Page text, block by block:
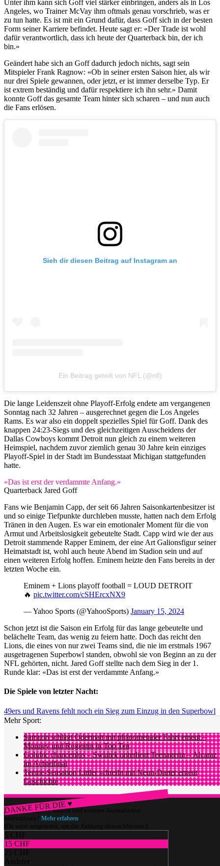
Unter ihm kann sich Goff viel stärker einbringen, anders als in Los
Angeles, wo Trainer McVay ihm oftmals genau vorschrieb, was er
zu tun hatte. Es ist mit ein Grund dafür, dass Goff sich in der besten
Form seiner Karriere befindet. Heute sagt er: «Der Trade ist wohl
dafür verantwortlich, dass ich heute der Quarterback bin, der ich
bin.»
Geändert habe sich an Goff dadurch jedoch nichts, sagt sein
Mitspieler Frank Ragnow: «Ob in seiner ersten Saison hier, als wir
nur drei Spiele gewannen, oder jetzt, er ist immer derselbe Typ. Er
ist extrem beständig und dafür respektiere ich ihn sehr.» Damit
konnte Goff das gesamte Team hinter sich scharen – und nun auch
die Fans erlösen.
Sieh dir diesen Beitrag auf Instagram an
Ein Beitrag geteilt von NFL (@nfl)
Die lange Leidenszeit ohne Playoff-Erfolg endete am vergangenen
Sonntag nach 32 Jahren – ausgerechnet gegen die Los Angeles
Rams. Es war also ein doppelt spezielles Spiel für Goff. Dank des
knappen 24:23-Siegs und des gleichzeitigen Ausscheidens der
Dallas Cowboys kommt Detroit nun gleich zu einem weiteren
Heimspiel, nachdem zuvor ziemlich genau 30 Jahre kein einziges
Playoff-Spiel in der Stadt im Bundesstaat Michigan stattgefunden
hatte.
«Das ist erst der verdammte Anfang.»
Quarterback Jared Goff
Fans wie Benjamin Capp, der seit 66 Jahren Saisonkartenbesitzer ist
und so einige Tiefpunkte durchleben musste, hatten nach dem Erfolg
Tränen in den Augen. Es war ein emotionaler Moment für die von
Armut und Arbeitslosigkeit gebeutelte Stadt. Capp wird wie der aus
Detroit stammende Rapper Eminem, der eine Art Galionsfigur seiner
Heimatstadt ist, wohl auch heute Abend im Stadion sein und auf
einen weiteren Erfolg hoffen. Eminem heizte den Fans bereits in der
letzten Woche ein.
Eminem + Lions playoff football = LOUD DETROIT
🔥 pic.twitter.com/cSHErcxNX9
— Yahoo Sports (@YahooSports) January 15, 2024
Schon jetzt ist die Saison ein Erfolg für das lange gebeutelte und
belächelte Team, das wenig zu feiern hatte. Doch das reicht den
Lions, die eines von nur zwei Teams sind, die nie im erstmals 1967
ausgetragenen Superbowl standen, obwohl sie von Beginn an zu der
NFL gehörten, nicht. Jared Goff stellte nach dem Sieg in der 1.
Runde klar: «Das ist erst der verdammte Anfang.»
Die Spiele von letzter Nacht:
49ers und Ravens fehlt noch ein Sieg zum Einzug in den Superbowl
Mehr Sport:
Sarrazin schlägt Odermatt mit phänomenaler Fahrt erneut –
Monney und Rogentin in Top Ten
Golubic chancenlos – Swiatek unterliegt Teenagerin – Alcaraz
im Achtelfinal
Teenie-Sensation Littler schreibt mit Neun-Darter erneut
Geschichte
DANKE FÜR DIE ♥
Würdest du gerne watson und unseren Journalismus
unterstützen? Mehr erfahren
(Du wirst umgeleitet, um die Zahlung abzuschliessen.)
5 CHF
15 CHF
25 CHF
Anderer